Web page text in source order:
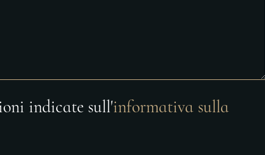
indicate sull'informativa sulla